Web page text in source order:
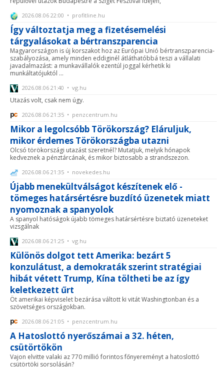
2026.08.06 22:00 • profitline.hu
Így változtatja meg a fizetésemelési
tárgyalásokat a bértranszparencia
Magyarországon is új korszakot hoz az Európai Unió bértranszparencia-
szabályozása, amely minden eddiginél átláthatóbbá teszi a vállalati
javadalmazást: a munkavállalók ezentúl joggal kérhetik ki
munkáltatójuktól ...
2026.08.06 21:40 • vg.hu
Utazás volt, csak nem úgy.
2026.08.06 21:35 • penzcentrum.hu
Mikor a legolcsóbb Törökország? Eláruljuk,
mikor érdemes Törökországba utazni
Olcsó törökországi utazást szeretnél? Mutatjuk, melyik hónapok
kedveznek a pénztárcának, és mikor biztosabb a strandszezon.
2026.08.06 21:35 • novekedes.hu
Újabb menekültválságot készítenek elő -
tömeges határsértésre buzdító üzenetek miatt
nyomoznak a spanyolok
A spanyol hatóságok újabb tömeges határsértésre biztató üzeneteket
vizsgálnak
2026.08.06 21:25 • vg.hu
Különös dolgot tett Amerika: bezárt 5
konzulátust, a demokraták szerint stratégiai
hibát vétett Trump, Kína töltheti be az így
keletkezett űrt
Öt amerikai képviselet bezárása váltott ki vitát Washingtonban és a
szövetséges országokban.
2026.08.06 21:05 • penzcentrum.hu
A Hatoslottó nyerőszámai a 32. héten,
csütörtökön
Vajon elvitte valaki az 770 millió forintos főnyereményt a hatoslottó
csütörtöki sorsolásán?